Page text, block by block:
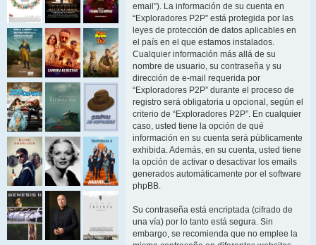
email”). La información de su cuenta en
“Exploradores P2P” está protegida por las
leyes de protección de datos aplicables en
el país en el que estamos instalados.
Cualquier información más allá de su
nombre de usuario, su contraseña y su
dirección de e-mail requerida por
“Exploradores P2P” durante el proceso de
registro será obligatoria u opcional, según el
criterio de “Exploradores P2P”. En cualquier
caso, usted tiene la opción de qué
información en su cuenta será públicamente
exhibida. Además, en su cuenta, usted tiene
la opción de activar o desactivar los emails
generados automáticamente por el software
phpBB.
Su contraseña está encriptada (cifrado de
una vía) por lo tanto está segura. Sin
embargo, se recomienda que no emplee la